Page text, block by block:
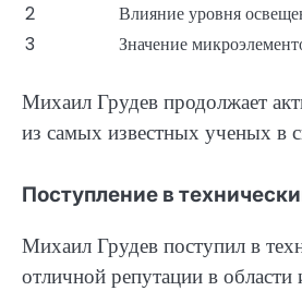
2
Влияние уровня
3
Значение
Михаил Грудев продолжает
из самых известных ученых в
Поступление в
Михаил Грудев поступил в
отличной репутации в